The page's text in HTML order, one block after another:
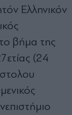
Ελληνικόν
βήμα της
(24